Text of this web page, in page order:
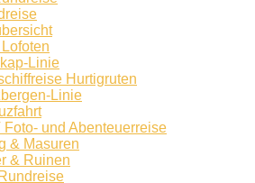
Linie
Hurtigruten
Linie
Foto- und Abenteuerreise
& Masuren
& Ruinen